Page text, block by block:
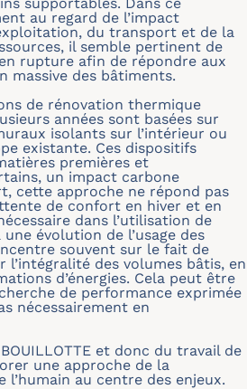
au regard de l’impact
du transport et de la
il semble pertinent de
rupture afin de répondre aux
massive des bâtiments.
de rénovation thermique
années sont basées sur
isolants sur l’intérieur ou
existante. Ces dispositifs
premières et
un impact carbone
cette approche ne répond pas
de confort en hiver et en
dans l’utilisation de
évolution de l’usage des
souvent sur le fait de
des volumes bâtis, en
d’énergies. Cela peut être
de performance exprimée
nécessairement en
et donc du travail de
une approche de la
au centre des enjeux.